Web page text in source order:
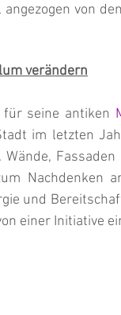
von
verändern
seine antiken
im letzten
Nachdenken
und
einer Initiative